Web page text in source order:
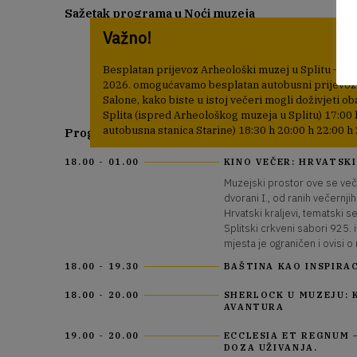
Važno!
Besplatan prijevoz Arheološki muzej u Splitu –
2026. omogućavamo besplatan autobusni
Salone, kako biste u istoj večeri mogli doživjeti
Splita (ispred Arheološkog muzeja u Splitu) 17:00
autobusna stanica Starine) 18:30 h 20:00 h 22:00 h
Sažetak programa u Noći muzeja
Ako postoji večer u godini kada muzej živi punim
siječnja 2026., Arheološki muzej u Splitu, u sklopu
od 18:00 do 01:00 sat i donosi raznolik i sadržajno
baštinu, nove medije i interaktivne sadržaje.
Program
18.00 - 01.00 KINO VEČER:
Muzejski prostor ove se
dvorani I., od ranih
Hrvatski kraljevi, tematski
Splitski crkveni sabori 925.
mjesta je ograničen i ovisi
18.00 - 19.30 BAŠTINA KAO
18.00 - 20.00
SHERLOCK U MUZEJU:
AVANTURA
19.00 - 20.00
ECCLESIA ET REGNUM
DOZA UŽIVANJA.